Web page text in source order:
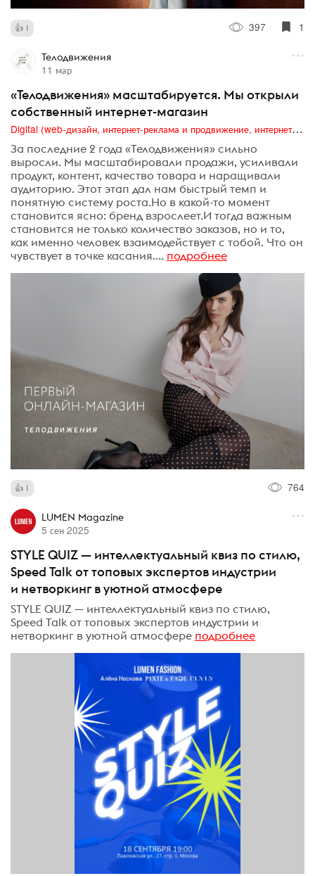
1 397 1
Телодвижения
11 мар
«Телодвижения» масштабируется. Мы открыли
собственный интернет-магазин
Digital (web-дизайн, интернет-реклама и продвижение, интернет-сообщества и блоги, интернет-коммуникации, мобильный маркетинг, реклама на цифровых экранах)
За последние 2 года «Телодвижения» сильно
выросли. Мы масштабировали продажи, усиливали
продукт, контент, качество товара и наращивали
аудиторию. Этот этап дал нам быстрый темп и
понятную систему роста.Но в какой-то момент
становится ясно: бренд взрослеет.И тогда важным
становится не только количество заказов, но и то,
как именно человек взаимодействует с тобой. Что он
чувствует в точке касания.... подробнее
1 764
LUMEN Magazine
5 сен 2025
STYLE QUIZ — интеллектуальный квиз по стилю,
Speed Talk от топовых экспертов индустрии
и нетворкинг в уютной атмосфере
STYLE QUIZ — интеллектуальный квиз по стилю,
Speed Talk от топовых экспертов индустрии и
нетворкинг в уютной атмосфере подробнее